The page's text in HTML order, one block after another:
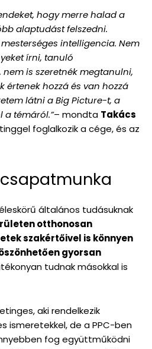
hogy merre halad a
alaptudást felszedni.
intelligencia. Nem
írni, tanuló
is szeretnék megtanulni,
értenek hozzá és van hozzá
látni a Big Picture-t, a
a témáról.”– mondta Takács
foglalkozik a cége, és az
általános tudásuknak
otthonosan
szakértőivel is könnyen
gyorsan
tudnak másokkal is
aki rendelkezik
ismeretekkel, de a PPC-ben
fog együttműködni